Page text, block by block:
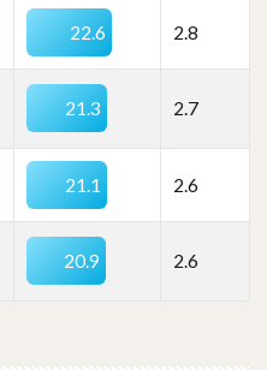
22.6 2.8
21.3 2.7
21.1 2.6
20.9 2.6